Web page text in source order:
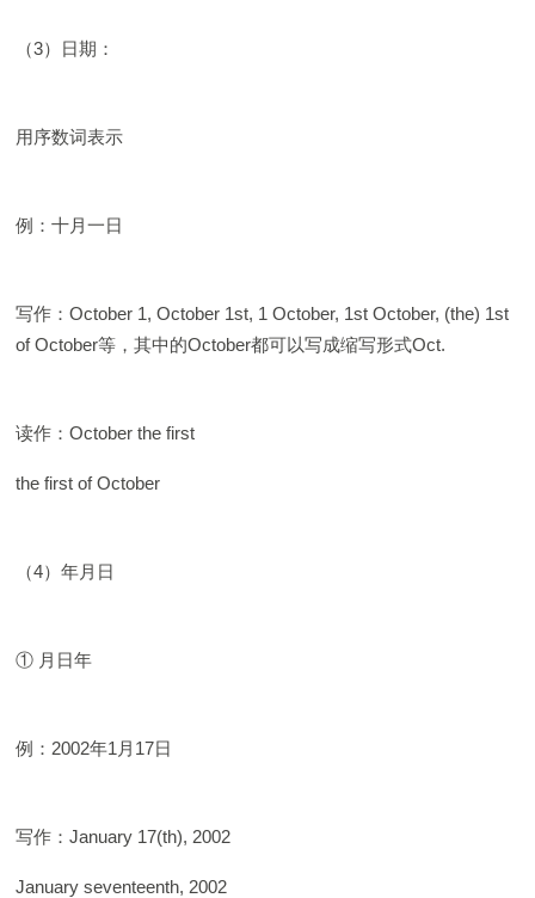
（3）日期：
用序数词表示
例：十月一日
写作：October 1, October 1st, 1 October, 1st October, (the) 1st
of October等，其中的October都可以写成缩写形式Oct.
读作：October the first
the first of October
（4）年月日
① 月日年
例：2002年1月17日
写作：January 17(th), 2002
January seventeenth, 2002